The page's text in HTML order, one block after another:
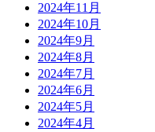
2024年11月
2024年10月
2024年9月
2024年8月
2024年7月
2024年6月
2024年5月
2024年4月